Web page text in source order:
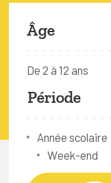
FAQ
Connexion
Espace pro
Bruxelles
Âge
De 2 à 12 ans
Période
Année scolaire
Week-end